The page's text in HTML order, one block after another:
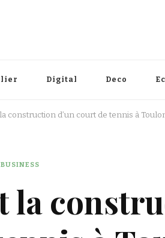
Digital Deco
construction d’un court de tennis à
BUSINESS
la